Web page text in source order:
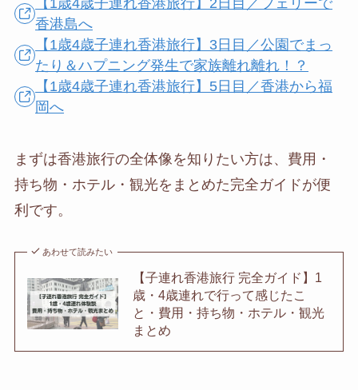
【1歳4歳子連れ香港旅行】2日目／フェリーで
香港島へ
【1歳4歳子連れ香港旅行】3日目／公園でまっ
たり＆ハプニング発生で家族離れ離れ！？
【1歳4歳子連れ香港旅行】5日目／香港から福
岡へ
まずは香港旅行の全体像を知りたい方は、費用・
持ち物・ホテル・観光をまとめた完全ガイドが便
利です。
あわせて読みたい
【子連れ香港旅行 完全ガイド】1
歳・4歳連れで行って感じたこ
と・費用・持ち物・ホテル・観光
まとめ